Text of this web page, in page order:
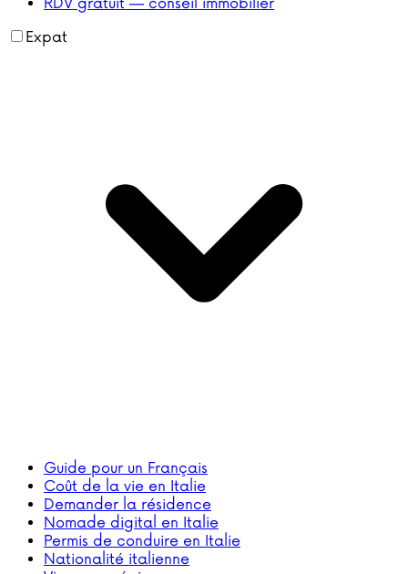
RDV gratuit — conseil immobilier
Expat
Guide pour un Français
Coût de la vie en Italie
Demander la résidence
Nomade digital en Italie
Permis de conduire en Italie
Nationalité italienne